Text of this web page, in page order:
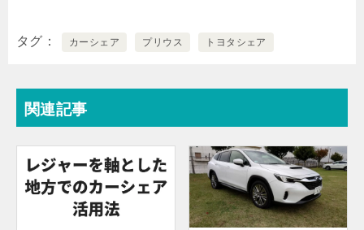
タグ カーシェア プリウス トヨタシェア
関連記事